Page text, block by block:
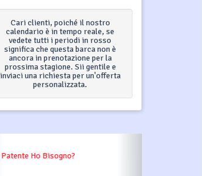
Cari clienti, poiché il nostro
calendario è in tempo reale, se
vedete tutti i periodi in rosso
significa che questa barca non è
ancora in prenotazione per la
prossima stagione. Sii gentile e
inviaci una richiesta per un'offerta
personalizzata.
Che Cos'è Un Deposito